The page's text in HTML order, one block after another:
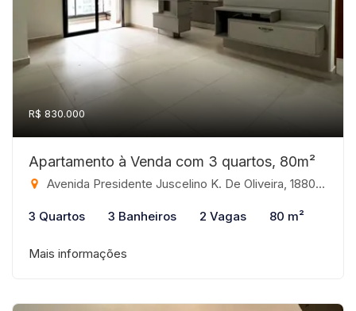
R$ 830.000
Apartamento à Venda com 3 quartos, 80m²
Avenida Presidente Juscelino K. De Oliveira, 1880 - Jardim Tarraf II, São José do Rio Preto-SP
3 Quartos 3 Banheiros 2 Vagas 80 m²
Mais informações